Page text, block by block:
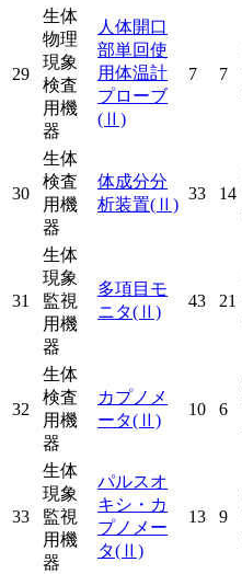
29
生体
物理
現象
検査
用機
器
人体開口
部単回使
用体温計
プローブ
(Ⅱ)
7 7
30
生体
検査
用機
器
体成分分
析装置(Ⅱ)
33 14
31
生体
現象
監視
用機
器
多項目モ
ニタ(Ⅱ)
43 21
32
生体
検査
用機
器
カプノメ
ータ(Ⅱ)
10 6
33
生体
現象
監視
用機
器
パルスオ
キシ・カ
プノメー
タ(Ⅱ)
13 9